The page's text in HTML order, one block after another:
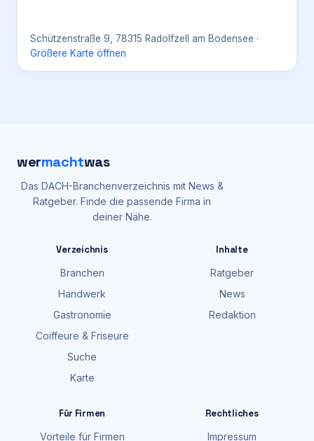
Schützenstraße 9, 78315 Radolfzell am Bodensee ·
Größere Karte öffnen
wermachtwas
Das DACH-Branchenverzeichnis mit News &
Ratgeber. Finde die passende Firma in
deiner Nähe.
Verzeichnis
Branchen
Handwerk
Gastronomie
Coiffeure & Friseure
Suche
Karte
Inhalte
Ratgeber
News
Redaktion
Für Firmen
Vorteile für Firmen
Rechtliches
Impressum